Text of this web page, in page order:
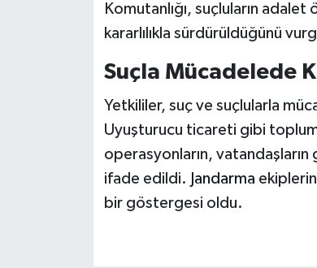
Komutanlığı, suçluların adalet
kararlılıkla sürdürüldüğünü
Suçla Mücadelede
Yetkililer, suç ve suçlularla
Uyuşturucu ticareti gibi
operasyonların, vatandaşların
ifade edildi. Jandarma
bir göstergesi oldu.